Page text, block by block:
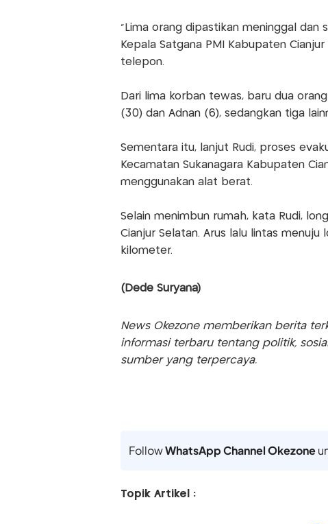
“Lima orang dipastikan meninggal dan
Kepala Satgana PMI Kabupaten
telepon.
Dari lima korban tewas, baru dua
(30) dan Adnan (6), sedangkan tiga
Sementara itu, lanjut Rudi, proses
Kecamatan Sukanagara Kabupaten
menggunakan alat berat.
Selain menimbun rumah, kata Rudi,
Cianjur Selatan. Arus lalu lintas
kilometer.
(Dede Suryana)
News Okezone memberikan berita
informasi terbaru tentang politik,
sumber yang terpercaya.
FollowWhatsApp Channel Okezone
Topik Artikel :